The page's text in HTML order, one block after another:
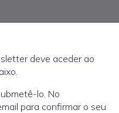
deve aceder ao
lo. No
para confirmar o seu